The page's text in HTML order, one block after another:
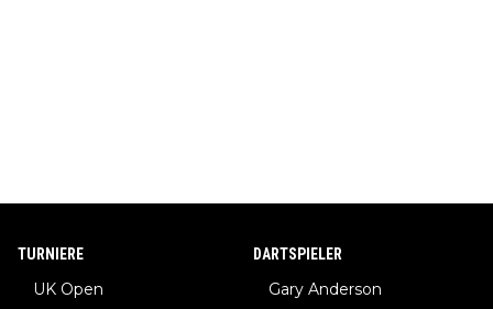
TURNIERE
UK Open
DARTSPIELER
Gary Anderson